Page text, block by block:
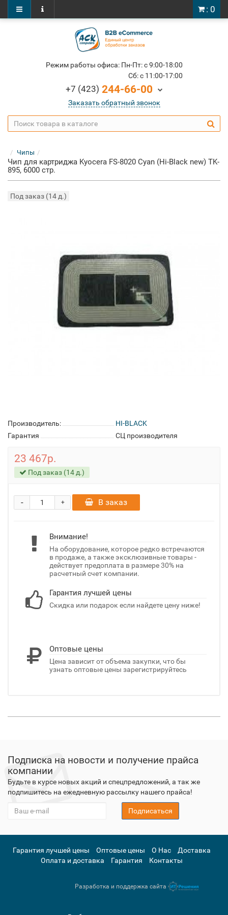
: 0
Режим работы офиса: Пн-Пт: c 9:00-18:00
Cб: c 11:00-17:00
+7 (423) 244-66-00
Заказать обратный звонок
Чипы
Чип для картриджа Kyocera FS-8020 Cyan (Hi-Black new) TK-
895, 6000 стр.
Под заказ (14 д.)
Производитель:
HI-BLACK
Гарантия
СЦ производителя
23 467р.
Под заказ (14 д.)
+
- В заказ
Внимание!
На оборудование, которое редко встречаются
в продаже, а также эксклюзивные товары -
действует предоплата в размере 30% на
расчетный счет компании.
Гарантия лучшей цены
Скидка или подарок если найдете цену ниже!
Оптовые цены
Цена зависит от объема закупки, что бы
узнать оптовые цены зарегистрируйтесь
Подписка на новости и получение прайса
компании
Будьте в курсе новых акций и спецпредложений, а так же
подпишитесь на ежедневную рассылку нашего прайса!
Подписаться
Гарантия лучшей цены Оптовые цены О Нас
Доставка
Оплата и доставка
Гарантия Контакты
Разработка и поддержка сайта